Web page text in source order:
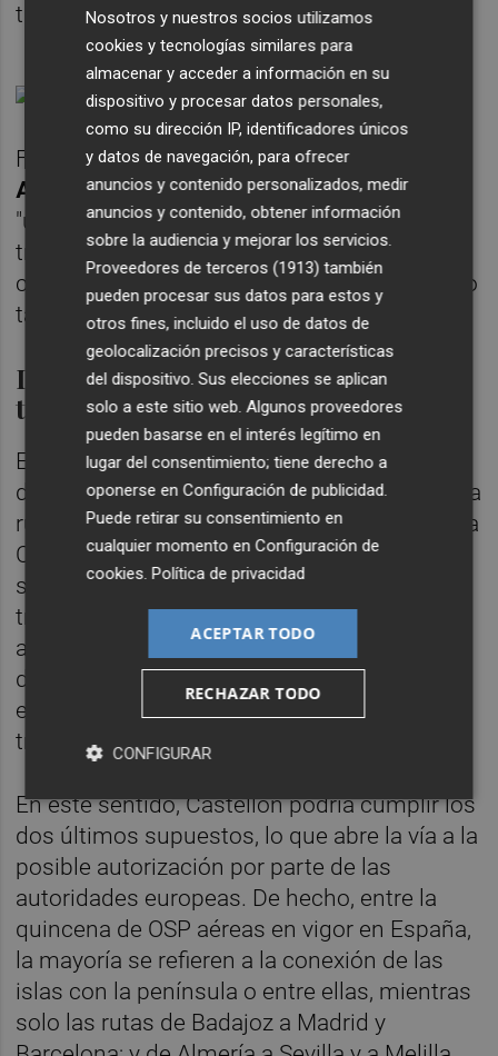
trabajo".
Fuentes oficiales del gabinete dirigido por
Arcadi Españareconocen que el informe es
"un documento más dentro del proceso de
tramitación de la OSP que se está llevando a
cabo entre la conselleria y el Ministerio", pero
tampoco aportan más concreción.
Desarrollo económico y poco
tráfico
Este tipo de estudios, entre otros aspectos,
deben determinar la demanda potencial de la
ruta y las ventajas que supondría. Y es que la
Comisión Europea, para autorizar las
subvenciones a una conexión aérea, acepta
tres condicionantes: la insularidad o el
aislamiento de la zona en cuestión; el
desarrollo económico que conllevaría; y que
el área geográfica tenga una densidad de
tráfico muy baja.
En este sentido, Castellón podría cumplir los
dos últimos supuestos, lo que abre la vía a la
posible autorización por parte de las
autoridades europeas. De hecho, entre la
quincena de OSP aéreas en vigor en España,
la mayoría se refieren a la conexión de las
islas con la península o entre ellas, mientras
solo las rutas de Badajoz a Madrid y
Nosotros y nuestros socios utilizamos
cookies y tecnologías similares para
almacenar y acceder a información en su
dispositivo y procesar datos personales,
como su dirección IP, identificadores únicos
y datos de navegación, para ofrecer
anuncios y contenido personalizados, medir
anuncios y contenido, obtener información
sobre la audiencia y mejorar los servicios.
Proveedores de terceros (1913) también
pueden procesar sus datos para estos y
otros fines, incluido el uso de datos de
geolocalización precisos y características
del dispositivo. Sus elecciones se aplican
solo a este sitio web. Algunos proveedores
pueden basarse en el interés legítimo en
lugar del consentimiento; tiene derecho a
oponerse enConfiguración de publicidad.
Puede retirar su consentimiento en
cualquier momento enConfiguración de
cookies.Política de privacidad
ACEPTAR TODO
RECHAZAR TODO
CONFIGURAR